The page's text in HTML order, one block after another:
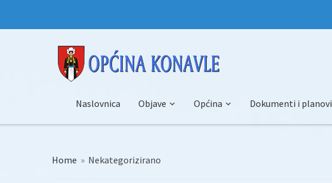
Naslovnica Objave Općina Dokumenti i planovi
Home » Nekategorizirano